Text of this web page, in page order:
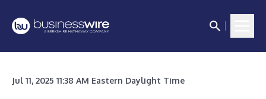
Jul 11, 2025 11:38 AM Eastern Daylight Time